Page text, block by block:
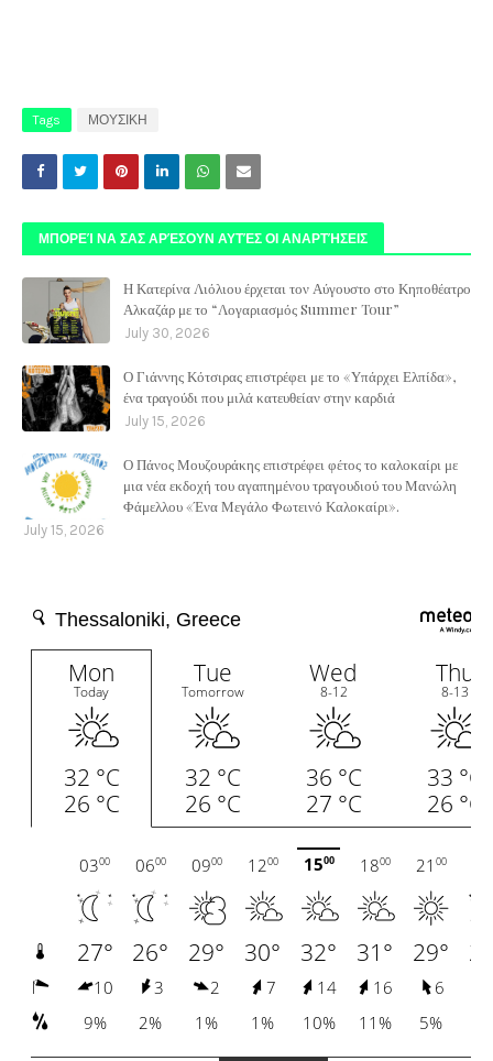
Tags ΜΟΥΣΙΚΗ
ΜΠΟΡΕΊ ΝΑ ΣΑΣ ΑΡΈΣΟΥΝ ΑΥΤΈΣ ΟΙ ΑΝΑΡΤΉΣΕΙΣ
Η Κατερίνα Λιόλιου έρχεται τον Αύγουστο στο Κηποθέατρο
Αλκαζάρ με το “Λογαριασμός Summer Tour”
July 30, 2026
Ο Γιάννης Κότσιρας επιστρέφει με το «Υπάρχει Ελπίδα»,
ένα τραγούδι που μιλά κατευθείαν στην καρδιά
July 15, 2026
Ο Πάνος Μουζουράκης επιστρέφει φέτος το καλοκαίρι με
μια νέα εκδοχή του αγαπημένου τραγουδιού του Μανώλη
Φάμελλου «Ένα Μεγάλο Φωτεινό Καλοκαίρι».
July 15, 2026